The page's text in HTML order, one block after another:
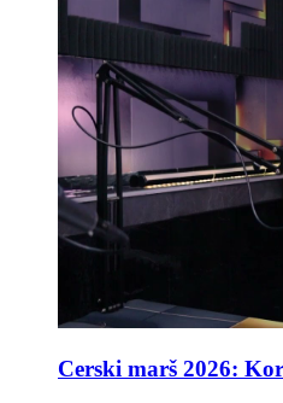
Cerski marš 2026: